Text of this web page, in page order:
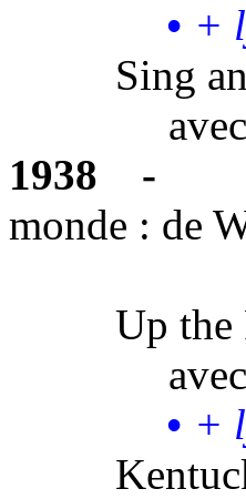
• +
Sing
avec
1938
-
monde : de
Up the
avec
• +